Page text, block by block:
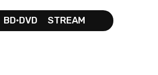
BD•DVD STREAM